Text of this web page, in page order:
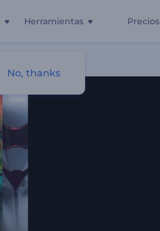
Herramientas Precios
No, thanks